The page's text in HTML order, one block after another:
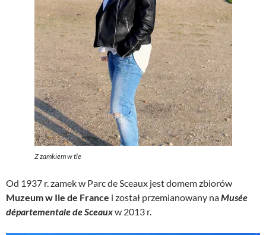
Z zamkiem w tle
Od 1937 r. zamek w Parc de Sceaux jest domem zbiorów
Muzeum w Ile de France i został przemianowany naMusée
départementale de Sceauxw 2013 r.